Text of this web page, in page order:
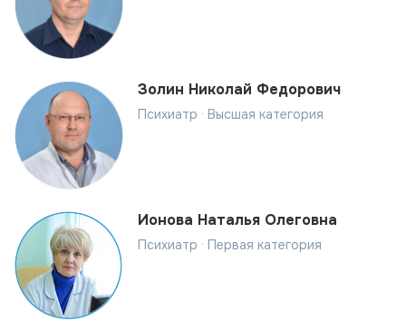
Золин Николай Федорович
Психиатр · Высшая категория
Ионова Наталья Олеговна
Психиатр · Первая категория